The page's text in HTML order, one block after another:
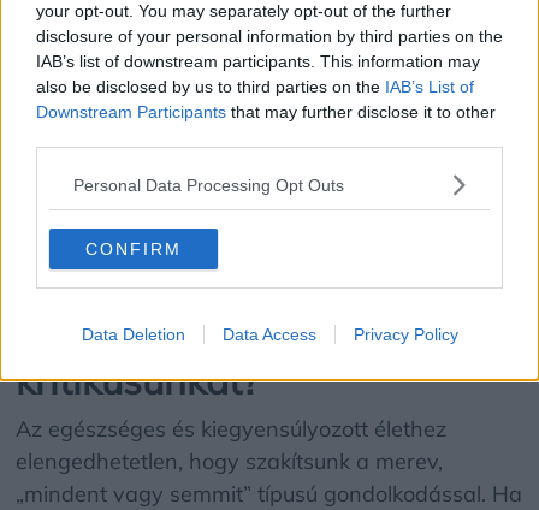
your opt-out. You may separately opt-out of the further
disclosure of your personal information by third parties on the
IAB’s list of downstream participants. This information may
also be disclosed by us to third parties on the IAB’s List of
Downstream Participants that may further disclose it to other
Personal Data Processing Opt Outs
CONFIRM
Data Deletion Data Access Privacy Policy
képed nem olyan tökéletes, mint az oktatóé?
Ha a szabadidős tevékenységeket is
mikromenedzseljük, és teljesítményalapon mérjük,
igazi énidő lényege, hogy elengedjük a
végeredményt, és engedélyt adjunk magunknak a
hibázásra, a játékra és a tiszta megélésre.
Hogyan írjuk felül a belső
kritikusunkat?
Az egészséges és kiegyensúlyozott élethez
elengedhetetlen, hogy szakítsunk a merev,
„mindent vagy semmit” típusú gondolkodással. Ha